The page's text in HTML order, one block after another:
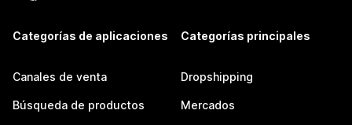
Categorías de aplicaciones
Canales de venta
Búsqueda de productos
Categorías principales
Dropshipping
Mercados